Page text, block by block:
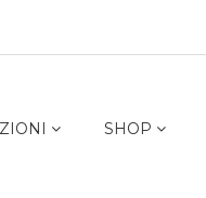
SHOP